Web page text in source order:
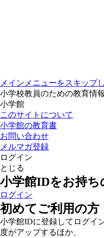
メインメニューをスキップ
小学校教員のための教育情
小学館
このサイトについて
小学館の教育書
お問い合わせ
メルマガ登録
ログイン
とじる
小学館IDをお持ち
ログイン
初めてご利用の方
小学館IDに登録してログイ
度がアップするほか、